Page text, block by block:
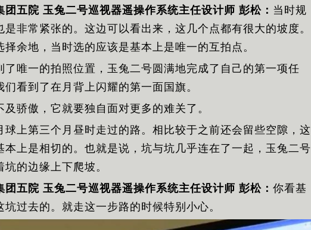
团五院 玉兔二号巡视器遥操作系统主任设计师 彭松： 当时规
是非常紧张的。这边可以看出来，这几个点都有很大的坡度。
择余地，当时选的应该是基本上是唯一的互拍点。
了唯一的拍照位置，玉兔二号圆满地完成了自己的第一项任
们看到了在月背上闪耀的第一面国旗。
及骄傲，它就要独自面对更多的难关了。
球上第三个月昼时走过的路。相比较于之前还会留些空隙，这
本上是相切的。也就是说，坑与坑几乎连在了一起，玉兔二号
坑的边缘上下爬坡。
团五院 玉兔二号巡视器遥操作系统主任设计师 彭松： 你看基
坑过去的。就走这一步路的时候特别小心。